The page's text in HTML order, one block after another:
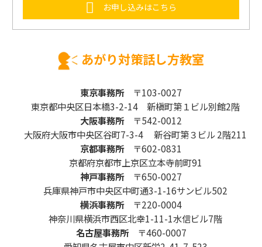
お申し込みはこちら
あがり対策話し方教室
東京事務所〒103-0027
東京都中央区日本橋3-2-14 新槇町第１ビル別館2階
大阪事務所〒542-0012
大阪府大阪市中央区谷町7-3-4 新谷町第３ビル 2階211
京都事務所〒602-0831
京都府京都市上京区立本寺前町91
神戸事務所〒650-0027
兵庫県神戸市中央区中町通3-1-16サンビル502
横浜事務所〒220-0004
神奈川県横浜市西区北幸1-11-1水信ビル7階
名古屋事務所〒460-0007